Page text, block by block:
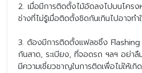
2. เมื่อมีการติดตั้งไม้อัดลงไปบนโคร
ช่างที่ไม่รู้เมื่อติดตั้งชิดกันเกินไปอาจท
3. ต้องมีการติดตั้งแฟลชชิ้ง
กันสาด, ระเบียง, ที่จอดรถ ฯลฯ อย่า
มีความเชี่ยวชาญในการติดเพื่อไม่ให้เ